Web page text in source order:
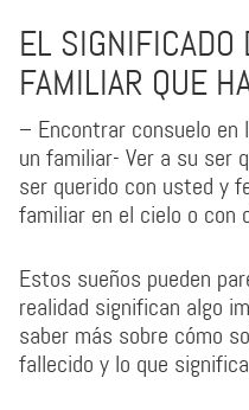
EL SIGNIFICADO
FAMILIAR QUE
– Encontrar consuelo en
un familiar- Ver a su ser
ser querido con usted y
familiar en el cielo o con
Estos sueños pueden
realidad significan algo
saber más sobre cómo
fallecido y lo que